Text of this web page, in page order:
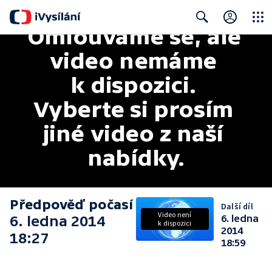
Search
Omlouváme se, ale
video nemáme
k dispozici.
Vyberte si prosím
jiné video z naší
nabídky.
Předpověď počasí
6. ledna 2014
18:27
Video není
k dispozici
Další díl
6. ledna
2014
18:59